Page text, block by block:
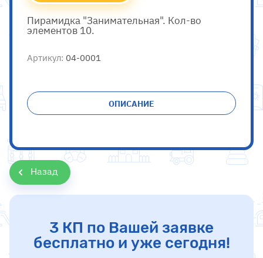
Пирамидка "Занимательная". Кол-во
элементов 10.
Артикул: 04-0001
ОПИСАНИЕ
Назад
3 КП по Вашей заявке
бесплатно и уже сегодня!